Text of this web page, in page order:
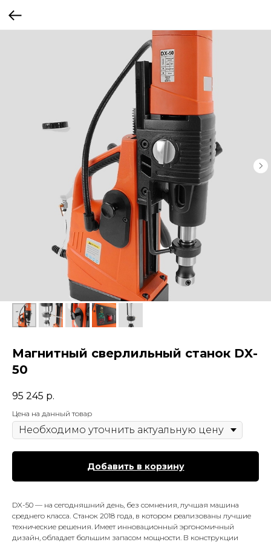
Магнитный сверлильный станок DX-
50
95 245 р.
Цена на данный товар
Добавить в корзину
DX-50 — на сегодняшний день, без сомнения, лучшая машина
среднего класса. Станок 2018 года, в котором реализованы лучшие
технические решения. Имеет инновационный эргономичный
дизайн, обладает большим запасом мощности. В конструкции